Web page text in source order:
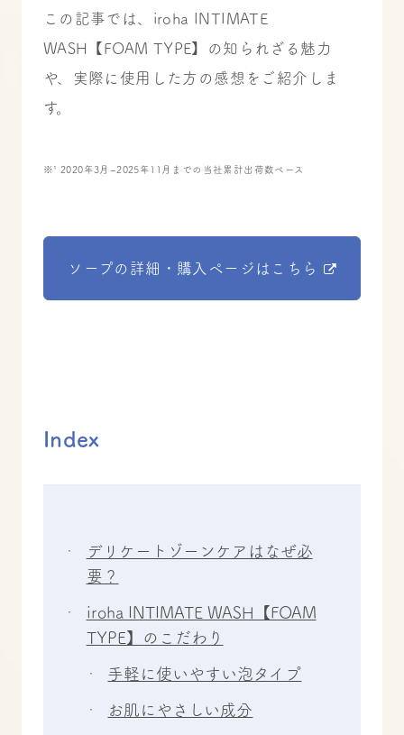
この記事では、iroha INTIMATE
WASH【FOAM TYPE】の知られざる魅力
や、実際に使用した方の感想をご紹介しま
す。
※¹ 2020年3月~2025年11月までの当社累計出荷数ベース
ソープの詳細・購入ページはこちら
Index
デリケートゾーンケアはなぜ必
要？
iroha INTIMATE WASH【FOAM
TYPE】のこだわり
手軽に使いやすい泡タイプ
お肌にやさしい成分